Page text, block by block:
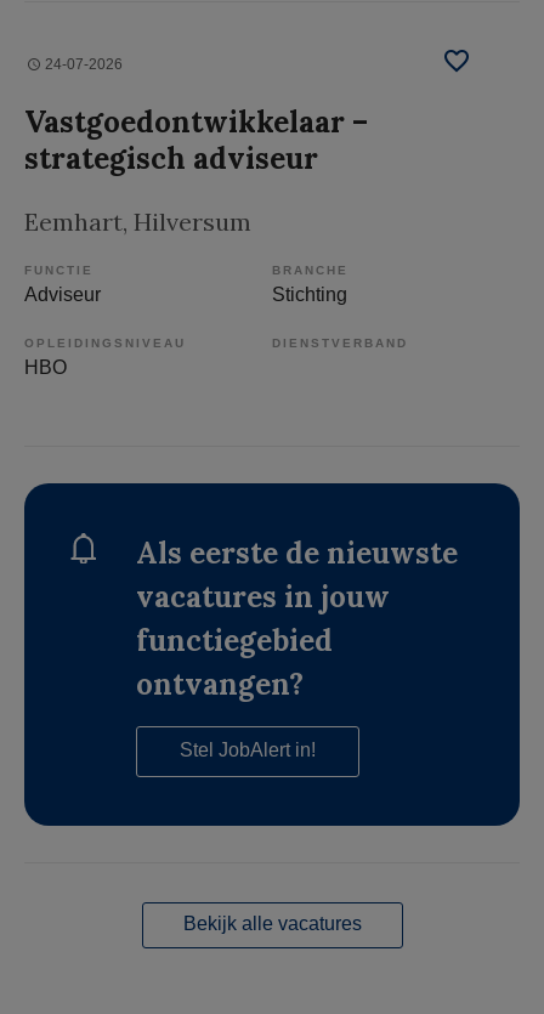
24-07-2026
Vastgoedontwikkelaar –
strategisch adviseur
Eemhart, Hilversum
FUNCTIE
Adviseur
BRANCHE
Stichting
OPLEIDINGSNIVEAU
HBO
DIENSTVERBAND
Als eerste de nieuwste
vacatures in jouw
functiegebied
ontvangen?
Stel JobAlert in!
Bekijk alle vacatures